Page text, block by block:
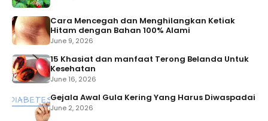
Cara Mencegah dan Menghilangkan Ketiak
Hitam dengan Bahan 100% Alami
June 9, 2026
15 Khasiat dan manfaat Terong Belanda Untuk
Kesehatan
June 16, 2026
Gejala Awal Gula Kering Yang Harus Diwaspadai
June 2, 2026